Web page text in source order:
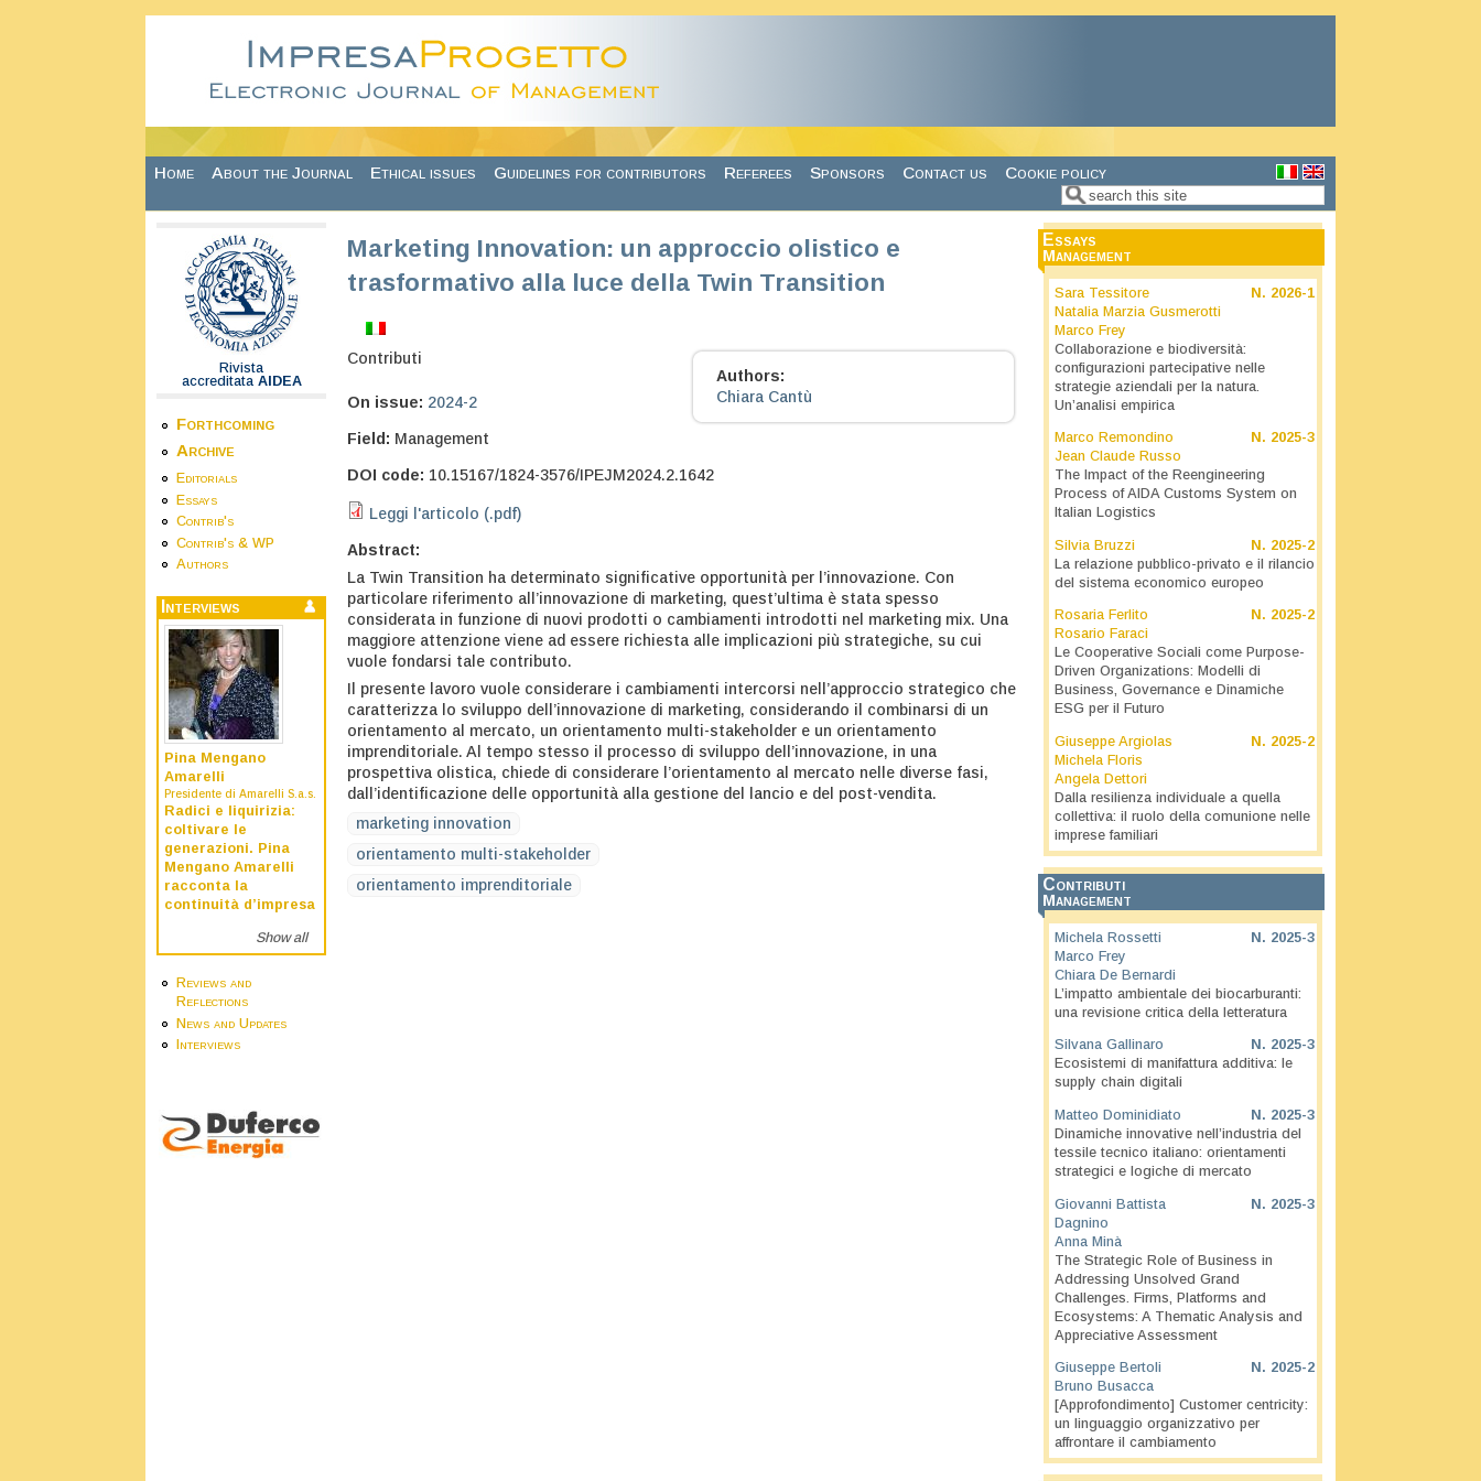
Home About the Journal Ethical issues Guidelines for contributors Referees Sponsors Contact us Cookie policy
Search form
Search
Rivista
accreditata AIDEA
Forthcoming
Archive
Editorials
Essays
Contrib's
Contrib's & WP
Authors
Interviews
Pina Mengano
Amarelli
Presidente di Amarelli S.a.s.
Radici e liquirizia:
coltivare le
generazioni. Pina
Mengano Amarelli
racconta la
continuità d’impresa
Show all
Reviews and
Reflections
News and Updates
Interviews
Marketing Innovation: un approccio olistico e
trasformativo alla luce della Twin Transition
Contributi
On issue: 2024-2
Field: Management
Authors:
Chiara Cantù
DOI code: 10.15167/1824-3576/IPEJM2024.2.1642
Leggi l'articolo (.pdf)
Abstract:
La Twin Transition ha determinato significative opportunità per l’innovazione. Con
particolare riferimento all’innovazione di marketing, quest’ultima è stata spesso
considerata in funzione di nuovi prodotti o cambiamenti introdotti nel marketing mix. Una
maggiore attenzione viene ad essere richiesta alle implicazioni più strategiche, su cui
vuole fondarsi tale contributo.
Il presente lavoro vuole considerare i cambiamenti intercorsi nell’approccio strategico che
caratterizza lo sviluppo dell’innovazione di marketing, considerando il combinarsi di un
orientamento al mercato, un orientamento multi-stakeholder e un orientamento
imprenditoriale. Al tempo stesso il processo di sviluppo dell’innovazione, in una
prospettiva olistica, chiede di considerare l’orientamento al mercato nelle diverse fasi,
dall’identificazione delle opportunità alla gestione del lancio e del post-vendita.
marketing innovation
orientamento multi-stakeholder
orientamento imprenditoriale
Essays
Management
N. 2026-1
Sara Tessitore
Natalia Marzia Gusmerotti
Marco Frey
Collaborazione e biodiversità:
configurazioni partecipative nelle
strategie aziendali per la natura.
Un’analisi empirica
N. 2025-3
Marco Remondino
Jean Claude Russo
The Impact of the Reengineering
Process of AIDA Customs System on
Italian Logistics
N. 2025-2
Silvia Bruzzi
La relazione pubblico-privato e il rilancio
del sistema economico europeo
N. 2025-2
Rosaria Ferlito
Rosario Faraci
Le Cooperative Sociali come Purpose-
Driven Organizations: Modelli di
Business, Governance e Dinamiche
ESG per il Futuro
N. 2025-2
Giuseppe Argiolas
Michela Floris
Angela Dettori
Dalla resilienza individuale a quella
collettiva: il ruolo della comunione nelle
imprese familiari
Contributi
Management
N. 2025-3
Michela Rossetti
Marco Frey
Chiara De Bernardi
L’impatto ambientale dei biocarburanti:
una revisione critica della letteratura
N. 2025-3
Silvana Gallinaro
Ecosistemi di manifattura additiva: le
supply chain digitali
N. 2025-3
Matteo Dominidiato
Dinamiche innovative nell’industria del
tessile tecnico italiano: orientamenti
strategici e logiche di mercato
N. 2025-3
Giovanni Battista
Dagnino
Anna Minà
The Strategic Role of Business in
Addressing Unsolved Grand
Challenges. Firms, Platforms and
Ecosystems: A Thematic Analysis and
Appreciative Assessment
N. 2025-2
Giuseppe Bertoli
Bruno Busacca
[Approfondimento] Customer centricity:
un linguaggio organizzativo per
affrontare il cambiamento